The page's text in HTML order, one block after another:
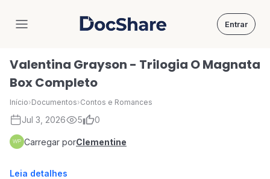
DocShare Entrar
Valentina Grayson - Trilogia O Magnata
Box Completo
Início›Documentos›Contos e Romances
Jul 3, 2026 5 0
Carregar porClementine
Leia detalhes